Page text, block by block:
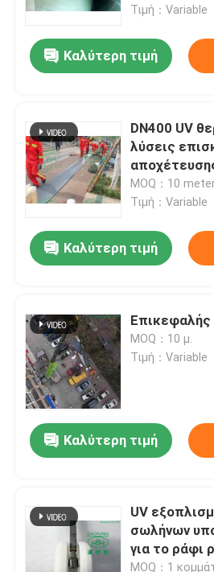
Τιμή：Variable
Καλύτερη τιμή
DN400 UV
λύσεις
με μακρά
MOQ：10
Τιμή：Variable
Καλύτερη τιμή
Επικεφαλής
MOQ：10 μ.
Τιμή：Variable
Καλύτερη τιμή
UV
σωλήνων
για το ράφι
πώλησης
MOQ：1